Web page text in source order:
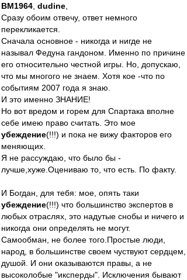
BM1964 dudine
Сразу обоим отвечу, ответ немного
перекликается.
Сначала основное - никогда и нигде не
называл Федуна гандоном. Именно по причине
его относительно честной игры. Но, допускаю,
что мы многого не знаем. Хотя кое -что по
событиям 2007 года я знаю.
И это именно ЗНАНИЕ!
Но вот вредом и горем для Спартака вполне
себе имею право считать. Это мое
убеждение(!!!) и пока не вижу факторов его
меняющих.
Я не рассуждаю, что было бы -
лучше,хуже.Оцениваю то, что есть. По факту.
И Богдан, для тебя: мое, опять таки
убеждение(!!!) что большинство экспертов в
любых отраслях, это надутые снобы и ничего и
никогда они определять не могут.
Самообман, не более того.Простые люди,
народ, в большинстве своем чуствуют сердцем,
душой. И они оказываются правы, а не
высоколобые "иксперды". Исключения бывают